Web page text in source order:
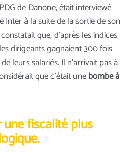
de Danone, était interviewé
Inter à la suite de la sortie de son
que, d’après les indices
dirigeants gagnaient 300 fois
leurs salariés. Il n’arrivait pas à
que c’était unebombe à
fiscalité plus
.